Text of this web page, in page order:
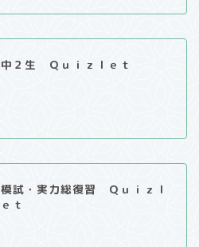
中２生 Ｑｕｉｚｌｅｔ
模試・実力総復習 Ｑｕｉｚｌ
ｅｔ